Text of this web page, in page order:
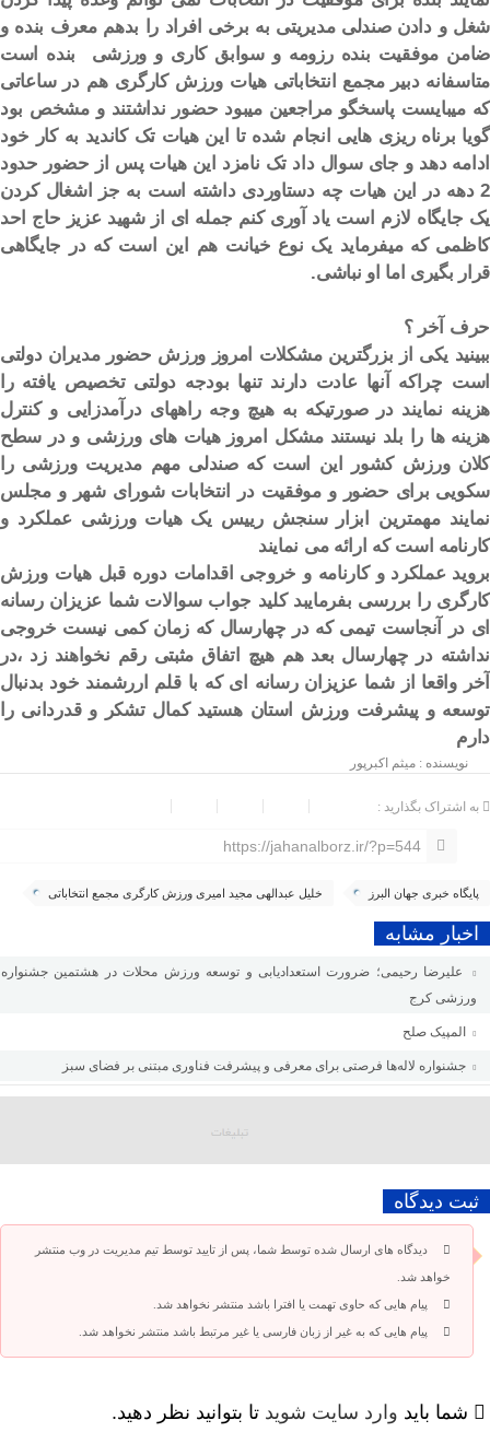
شغل و دادن صندلی مدیریتی به برخی افراد را بدهم معرف بنده و
ضامن موفقیت بنده رزومه و سوابق کاری و ورزشی بنده است
متاسفانه دبیر مجمع انتخاباتی هیات ورزش کارگری هم در ساعاتی
که میبایست پاسخگو مراجعین میبود حضور نداشتند و مشخص بود
گویا برناه ریزی هایی انجام شده تا این هیات تک کاندید به کار خود
ادامه دهد و جای سوال داد تک نامزد این هیات پس از حضور حدود
2 دهه در این هیات چه دستاوردی داشته است به جز اشغال کردن
یک جایگاه لازم است یاد آوری کنم جمله ای از شهید عزیز حاج احد
کاظمی که میفرماید یک نوع خیانت هم این است که در جایگاهی
قرار بگیری اما او نباشی.
حرف آخر ؟
ببینید یکی از بزرگترین مشکلات امروز ورزش حضور مدیران دولتی
است چراکه آنها عادت دارند تنها بودجه دولتی تخصیص یافته را
هزینه نمایند در صورتیکه به هیچ وجه راههای درآمدزایی و کنترل
هزینه ها را بلد نیستند مشکل امروز هیات های ورزشی و در سطح
کلان ورزش کشور این است که صندلی مهم مدیریت ورزشی را
سکویی برای حضور و موفقیت در انتخابات شورای شهر و مجلس
نمایند مهمترین ابزار سنجش رییس یک هیات ورزشی عملکرد و
کارنامه است که ارائه می نمایند
بروید عملکرد و کارنامه و خروجی اقدامات دوره قبل هیات ورزش
کارگری را بررسی بفرمایبد کلید جواب سوالات شما عزیزان رسانه
ای در آنجاست تیمی که در چهارسال که زمان کمی نیست خروجی
نداشته در چهارسال بعد هم هیچ اتفاق مثبتی رقم نخواهند زد ،در
آخر واقعا از شما عزیزان رسانه ای که با قلم اررشمند خود بدنبال
توسعه و پیشرفت ورزش استان هستید کمال تشکر و قدردانی را
دارم
نویسنده : میثم اکبرپور
به اشتراک بگذارید :
https://jahanalborz.ir/?p=544
پایگاه خبری جهان البرز خلیل عبدالهی مجید امیری ورزش کارگری مجمع انتخاباتی
اخبار مشابه
علیرضا رحیمی؛ ضرورت استعدادیابی و توسعه ورزش محلات در هشتمین جشنواره
ورزشی کرج
المپیک صلح
جشنواره لاله‌ها فرصتی برای معرفی و پیشرفت فناوری مبتنی بر فضای سبز
ثبت دیدگاه
دیدگاه های ارسال شده توسط شما، پس از تایید توسط تیم مدیریت در وب منتشر
خواهد شد.
پیام هایی که حاوی تهمت یا افترا باشد منتشر نخواهد شد.
پیام هایی که به غیر از زبان فارسی یا غیر مرتبط باشد منتشر نخواهد شد.
شما باید وارد سایت شوید تا بتوانید نظر دهید.